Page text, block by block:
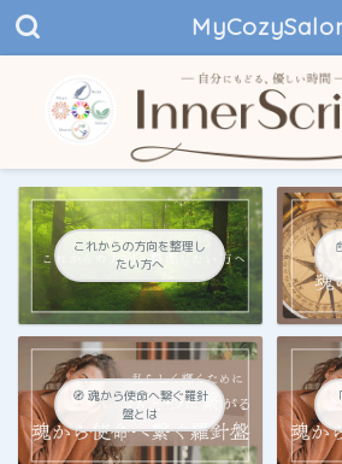
これからの方向を整理し
たい方へ
🧭 魂から使命へ繋ぐ羅針
盤とは